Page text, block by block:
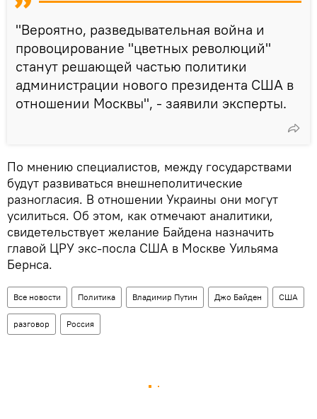
"Вероятно, разведывательная война и
провоцирование "цветных революций"
станут решающей частью политики
администрации нового президента США в
отношении Москвы", - заявили эксперты.
По мнению специалистов, между государствами
будут развиваться внешнеполитические
разногласия. В отношении Украины они могут
усилиться. Об этом, как отмечают аналитики,
свидетельствует желание Байдена назначить
главой ЦРУ экс-посла США в Москве Уильяма
Бернса.
Все новости Политика Владимир Путин Джо Байден США
разговор Россия